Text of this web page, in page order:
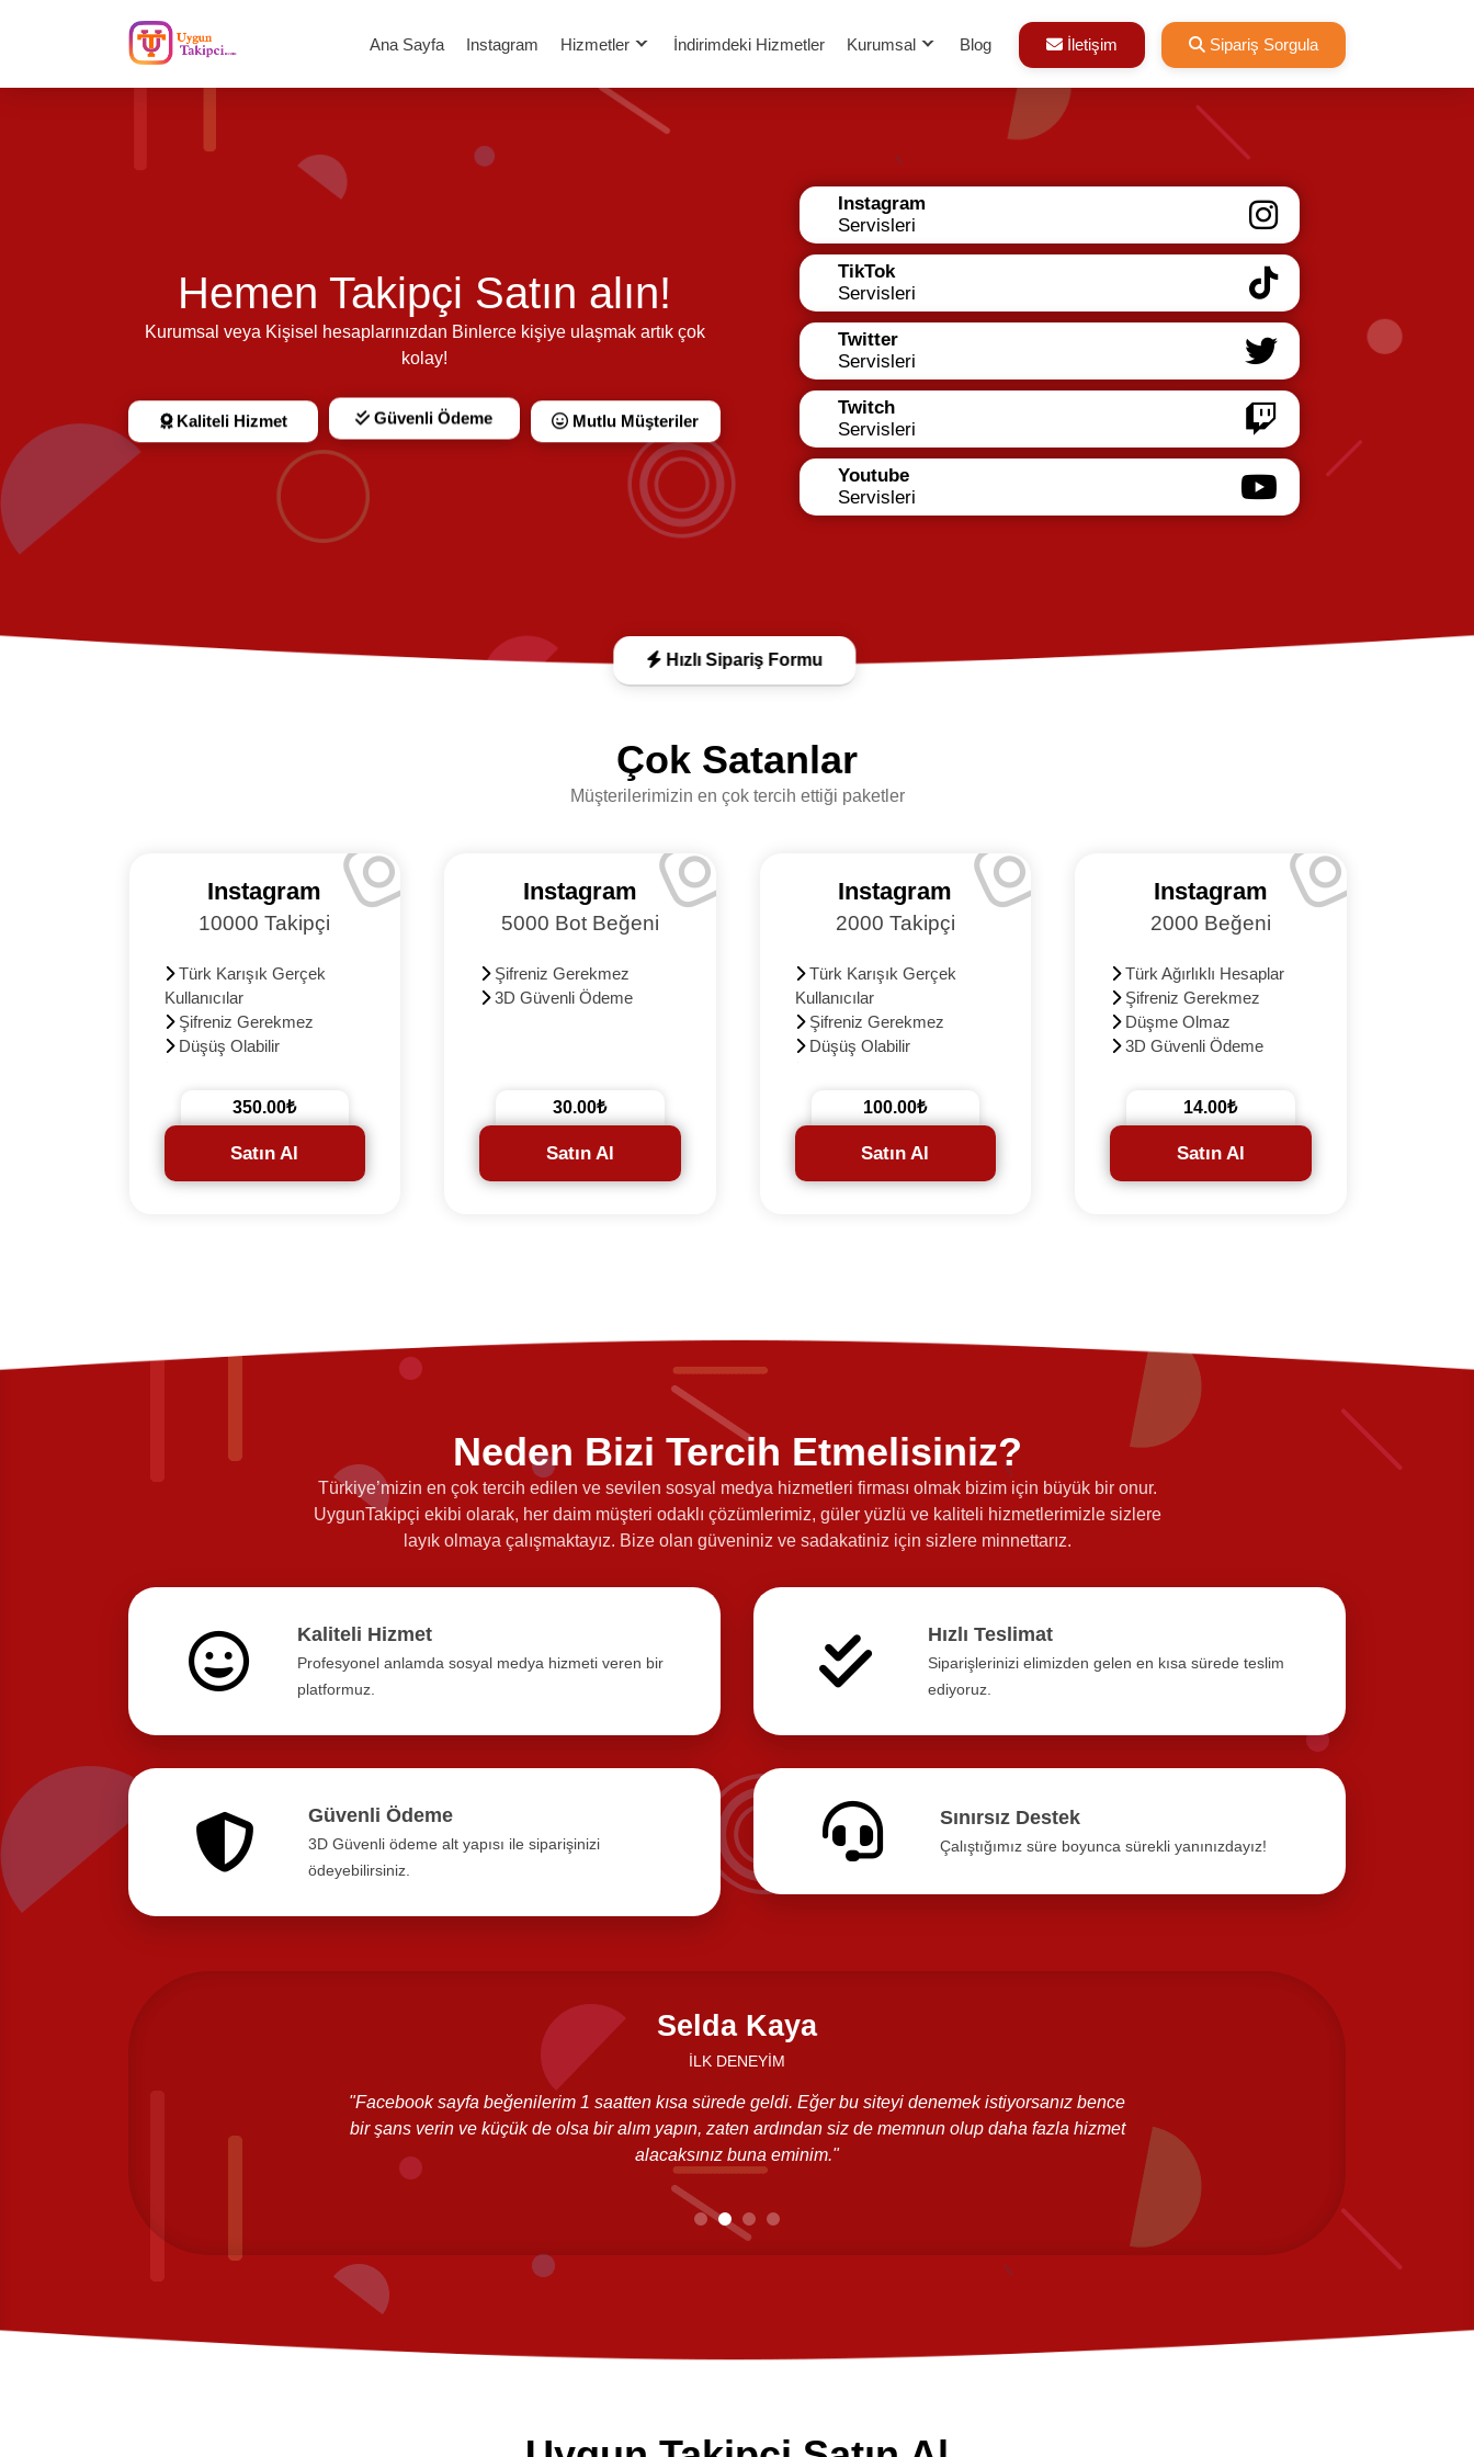
Ana Sayfa Instagram Hizmetler İndirimdeki Hizmetler Kurumsal Blog İletişim Sipariş Sorgula
Hemen Takipçi Satın alın!
Kurumsal veya Kişisel hesaplarınızdan Binlerce kişiye ulaşmak artık çok
kolay!
Kaliteli Hizmet Mutlu Müşteriler
Instagram
Servisleri
TikTok
Servisleri
Twitter
Servisleri
Twitch
Servisleri
Youtube
Servisleri
Hızlı Sipariş Formu
Çok Satanlar
Müşterilerimizin en çok tercih ettiği paketler
Instagram
10000 Takipçi
Türk Karışık Gerçek
Kullanıcılar
Şifreniz Gerekmez
Düşüş Olabilir
350.00₺
Satın Al
Instagram
5000 Bot Beğeni
Şifreniz Gerekmez
3D Güvenli Ödeme
30.00₺
Satın Al
Instagram
2000 Takipçi
Türk Karışık Gerçek
Kullanıcılar
Şifreniz Gerekmez
Düşüş Olabilir
100.00₺
Satın Al
Instagram
2000 Beğeni
Türk Ağırlıklı Hesaplar
Şifreniz Gerekmez
Düşme Olmaz
3D Güvenli Ödeme
14.00₺
Satın Al
Neden Bizi Tercih Etmelisiniz?
Türkiye’mizin en çok tercih edilen ve sevilen sosyal medya hizmetleri firması olmak bizim için büyük bir onur.
UygunTakipçi ekibi olarak, her daim müşteri odaklı çözümlerimiz, güler yüzlü ve kaliteli hizmetlerimizle sizlere
layık olmaya çalışmaktayız. Bize olan güveniniz ve sadakatiniz için sizlere minnettarız.
Kaliteli Hizmet
Profesyonel anlamda sosyal medya hizmeti veren bir
platformuz.
Hızlı Teslimat
Siparişlerinizi elimizden gelen en kısa sürede teslim
ediyoruz.
Güvenli Ödeme
3D Güvenli ödeme alt yapısı ile siparişinizi
ödeyebilirsiniz.
Sınırsız Destek
Çalıştığımız süre boyunca sürekli yanınızdayız!
Selda Kaya
İLK DENEYİM
"Facebook sayfa beğenilerim 1 saatten kısa sürede geldi. Eğer bu siteyi denemek istiyorsanız bence
bir şans verin ve küçük de olsa bir alım yapın, zaten ardından siz de memnun olup daha fazla hizmet
alacaksınız buna eminim."